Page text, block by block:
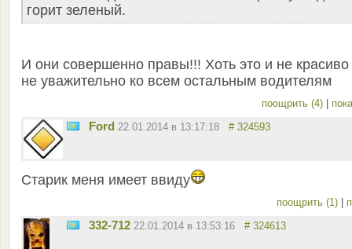
горит зеленый.
И они совершенно правы!!! Хоть это и не красиво
не уважительно ко всем остальным водителям
поощрить (4)
Ford 22.01.2014 в 13:17:18 # 324593
Старик меня имеет ввиду
поощрить (1)
332-712 22.01.2014 в 13:53:16 # 324613